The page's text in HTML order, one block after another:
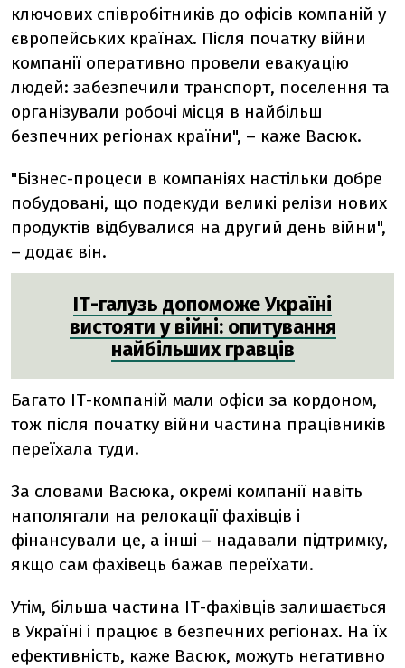
ключових співробітників до офісів компаній у
європейських країнах. Після початку війни
компанії оперативно провели евакуацію
людей: забезпечили транспорт, поселення та
організували робочі місця в найбільш
безпечних регіонах країни", – каже Васюк.
"Бізнес-процеси в компаніях настільки добре
побудовані, що подекуди великі релізи нових
продуктів відбувалися на другий день війни",
– додає він.
ІТ-галузь допоможе Україні
вистояти у війні: опитування
найбільших гравців
Багато ІТ-компаній мали офіси за кордоном,
тож після початку війни частина працівників
переїхала туди.
За словами Васюка, окремі компанії навіть
наполягали на релокації фахівців і
фінансували це, а інші – надавали підтримку,
якщо сам фахівець бажав переїхати.
Утім, більша частина ІТ-фахівців залишається
в Україні і працює в безпечних регіонах. На їх
ефективність, каже Васюк, можуть негативно